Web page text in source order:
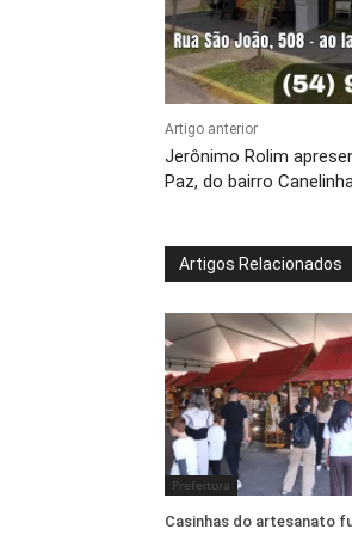
Artigo anterior
Jerônimo Rolim
Paz, do bairro
Artigos Relacionados
Prefeitura
Casinhas do artesanato